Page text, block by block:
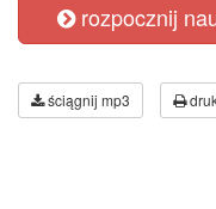
rozpocznij
ściągnij mp3